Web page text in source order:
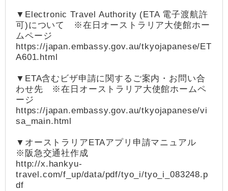
▼Electronic Travel Authority (ETA 電子渡航許
可)について ※在日オーストラリア大使館ホー
ムページ
https://japan.embassy.gov.au/tkyojapanese/ET
A601.html
▼ETA含むビザ申請に関するご案内・お問い合
わせ先 ※在日オーストラリア大使館ホームペ
ージ
https://japan.embassy.gov.au/tkyojapanese/vi
sa_main.html
▼オーストラリアETAアプリ申請マニュアル
※阪急交通社作成
http://x.hankyu-
travel.com/f_up/data/pdf/tyo_i/tyo_i_083248.p
df